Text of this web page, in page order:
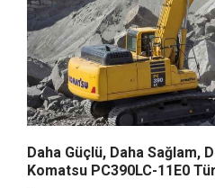
Daha Güçlü, Daha Sağlam,
Komatsu PC390LC-11E0